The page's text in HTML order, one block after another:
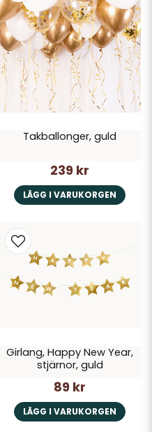
Takballonger, guld
239 kr
LÄGG I VARUKORGEN
Girlang, Happy New Year,
stjärnor, guld
89 kr
LÄGG I VARUKORGEN